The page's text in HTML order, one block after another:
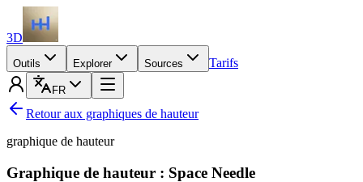
3D
Outils Explorer Sources Tarifs
FR
Retour aux graphiques de hauteur
graphique de hauteur
Graphique de hauteur : Space Needle